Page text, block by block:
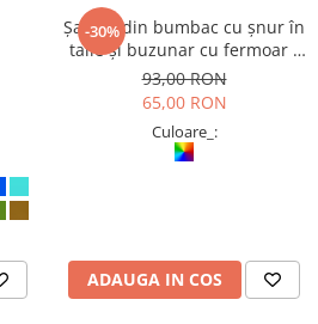
-30%
Șalvari din bumbac cu șnur în
talie și buzunar cu fermoar -
Multicolor (produse unicat -
diferă nuanțele și ordinea
culorilor)
93,00 RON
65,00 RON
Culoare_:
ADAUGA IN COS